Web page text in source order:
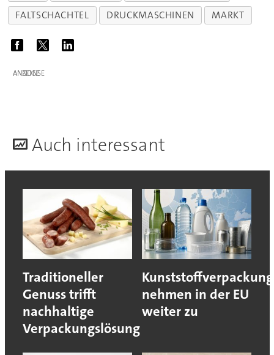
FALTSCHACHTEL
DRUCKMASCHINEN MARKT
ANZEIGE
Auch interessant
Traditioneller
Genuss trifft
nachhaltige
Verpackungslösung
nehmen in der EU
weiter zu